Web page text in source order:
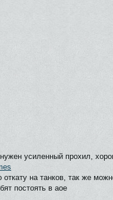
усиленный прохил,
на танков, так же
постоять в аое